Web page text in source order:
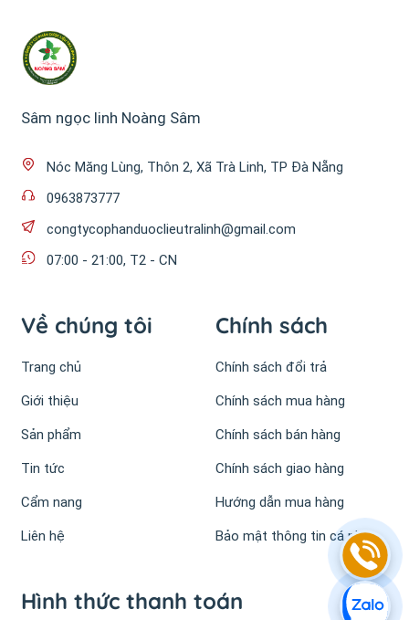
Sâm ngọc linh Noàng Sâm
Nóc Măng Lùng, Thôn 2, Xã Trà Linh, TP Đà Nẵng
0963873777
congtycophanduoclieutralinh@gmail.com
07:00 - 21:00, T2 - CN
Về chúng tôi
Trang chủ
Giới thiệu
Sản phẩm
Tin tức
Cẩm nang
Liên hệ
Chính sách
Chính sách đổi trả
Chính sách mua hàng
Chính sách bán hàng
Chính sách giao hàng
Hướng dẫn mua hàng
Bảo mật thông tin cá nhân
Hình thức thanh toán